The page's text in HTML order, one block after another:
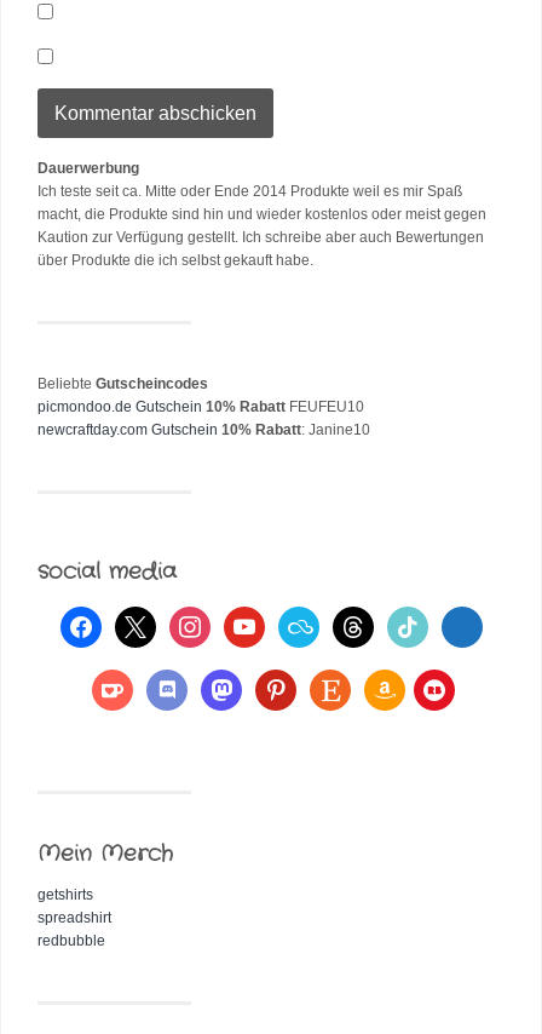
Dauerwerbung
Ich teste seit ca. Mitte oder Ende 2014 Produkte weil es mir Spaß
macht, die Produkte sind hin und wieder kostenlos oder meist gegen
Kaution zur Verfügung gestellt. Ich schreibe aber auch Bewertungen
über Produkte die ich selbst gekauft habe.
Beliebte Gutscheincodes
picmondoo.de Gutschein 10% Rabatt FEUFEU10
newcraftday.com Gutschein 10% Rabatt: Janine10
social media
Mein Merch
getshirts
spreadshirt
redbubble